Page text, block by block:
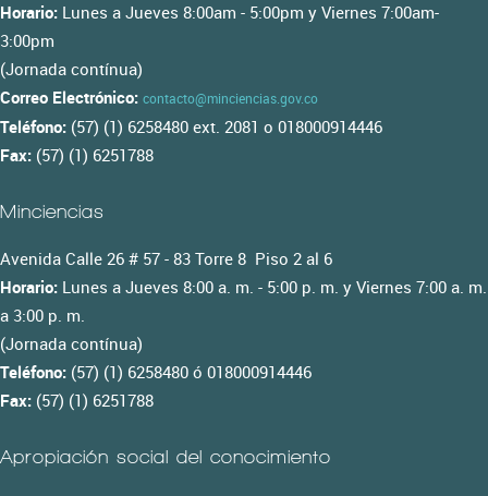
Horario: Lunes a Jueves 8:00am - 5:00pm y Viernes 7:00am-
3:00pm
(Jornada contínua)
Correo Electrónico: contacto@minciencias.gov.co
Teléfono: (57) (1) 6258480 ext. 2081 o 018000914446
Fax: (57) (1) 6251788
Minciencias
Avenida Calle 26 # 57 - 83 Torre 8 Piso 2 al 6
Horario: Lunes a Jueves 8:00 a. m. - 5:00 p. m. y Viernes 7:00 a. m.
a 3:00 p. m.
(Jornada contínua)
Teléfono: (57) (1) 6258480 ó 018000914446
Fax: (57) (1) 6251788
Apropiación social del conocimiento